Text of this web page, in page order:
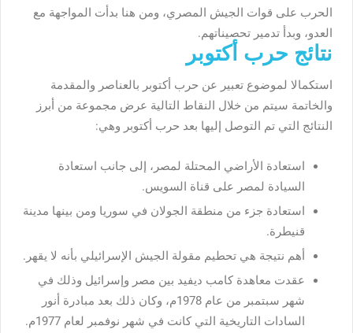
الحرب على قوات الجيش المصري، ومن هنا بدأت المواجهة مع
العدو، وبدأ تدمير تحصيناتهم.
نتائج حرب أكتوبر
استكمالا لموضوع تعبير عن حرب أكتوبر بالعناصر والمقدمة
والخاتمة سيتم من خلال النقاط التالية عرض مجموعة من أبرز
النتائج التي تم التوصل إليها بعد حرب أكتوبر وهي:
استعادة الأراضي المحتلة لمصر، إلى جانب استعادة
السيادة لمصر على قناة السويس.
استعادة جزء من منطقة الجولان في سوريا ومن بينها مدينة
قنيطرة.
أهم نتيجة هي تحطيم مقولة الجيش الإسرائيلي بأنه لا يقهر.
عقدت معاهدة كامب ديفيد بين مصر وإسرائيل وذلك في
شهر سبتمبر من عام 1978م، وكان ذلك بعد مبادرة أنور
السادات التاريخية التي كانت في شهر نوفمبر لعام 1977م.